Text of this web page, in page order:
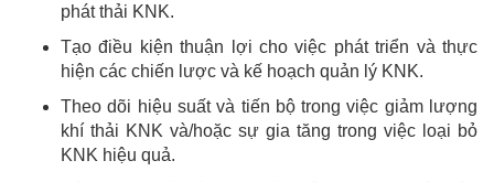
phát thải KNK.
Tạo điều kiện thuận lợi cho việc phát triển và thực
hiện các chiến lược và kế hoạch quản lý KNK.
Theo dõi hiệu suất và tiến bộ trong việc giảm lượng
khí thải KNK và/hoặc sự gia tăng trong việc loại bỏ
KNK hiệu quả.